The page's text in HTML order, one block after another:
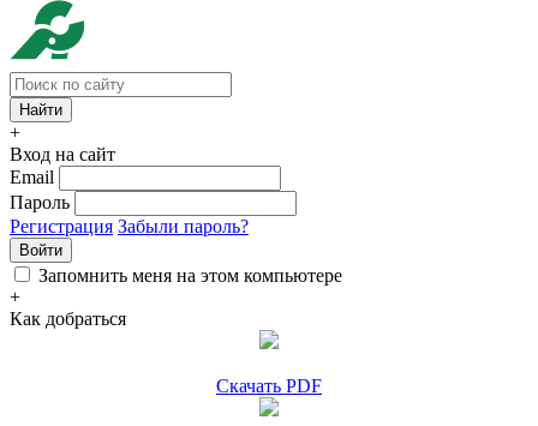
+
Вход на сайт
Email
Пароль
Регистрация Забыли пароль?
Войти
Запомнить меня на этом компьютере
+
Как добраться
Скачать PDF